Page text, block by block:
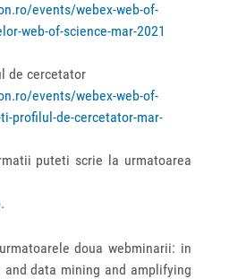
events/webex-web-of-
web-of-science-mar-2021
de cercetator
events/webex-web-of-
profilul-de-cercetator-mar-
puteti scrie la urmatoarea
.
doua webminarii: in
and data mining and amplifying